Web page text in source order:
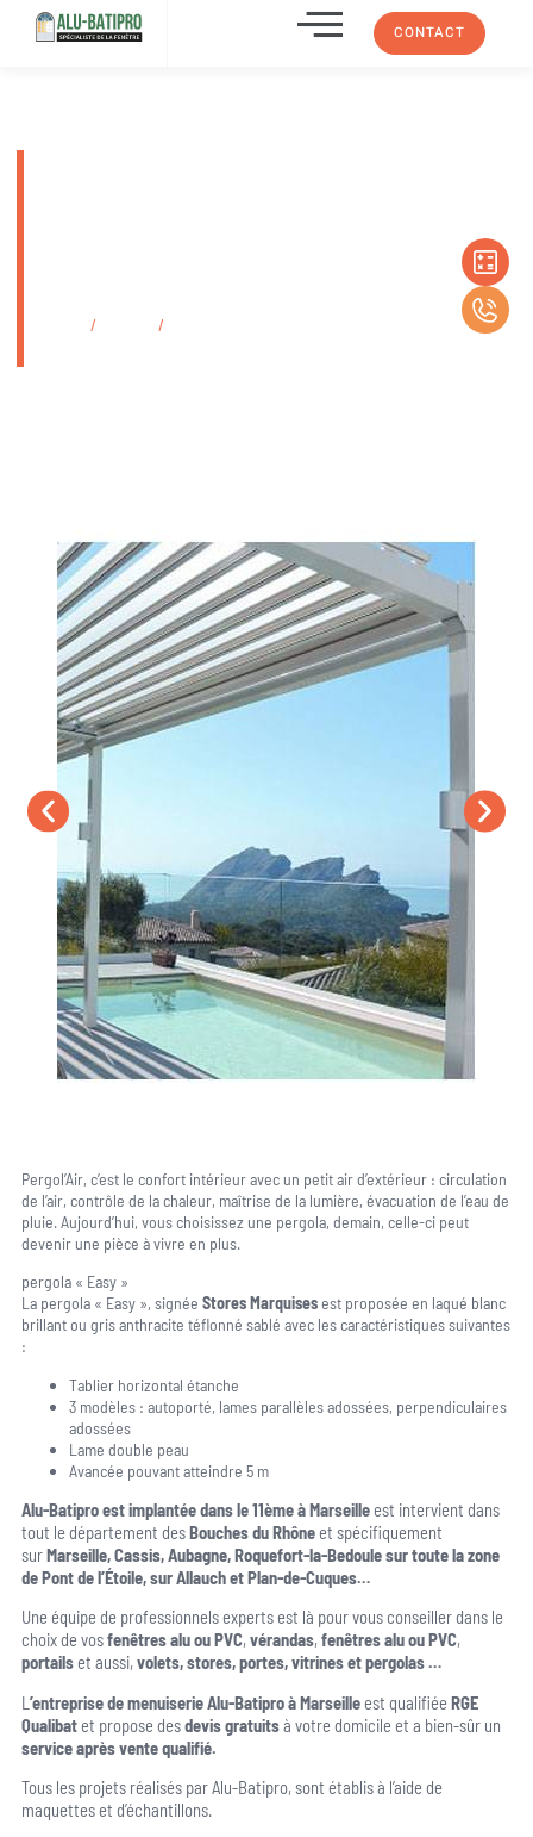
CONTACT
lumière, évacuation de l’eau de
/ /
La pergola Pergol’Air circulation de l’air, contrôle de la
Pergol’Air, c’est le confort intérieur avec un petit air d’extérieur : circulation
de l’air, contrôle de la chaleur, maîtrise de la lumière, évacuation de l’eau de
pluie. Aujourd’hui, vous choisissez une pergola, demain, celle-ci peut
devenir une pièce à vivre en plus.
pergola « Easy »
La pergola « Easy », signée Stores Marquisesest proposée en laqué blanc
brillant ou gris anthracite téflonné sablé avec les caractéristiques suivantes
:
Tablier horizontal étanche
3 modèles : autoporté, lames parallèles adossées, perpendiculaires
adossées
Lame double peau
Avancée pouvant atteindre 5 m
Alu-Batipro est implantée dans le 11ème à Marseilleest intervient dans
tout le département desBouches du Rhôneet spécifiquement
surMarseille, Cassis, Aubagne, Roquefort-la-Bedoule sur toute la zone
de Pont de l’Étoile, sur Allauch et Plan-de-Cuques…
Une équipe de professionnels experts est là pour vous conseiller dans le
choixde vosfenêtres alu ou PVC,vérandas,fenêtres alu ou PVC,
portailset aussi,volets, stores, portes, vitrines et pergolas …
L ’entreprise de menuiserie Alu-Batipro à Marseilleest qualifiée RGE
Qualibatet propose desdevis gratuitsà votre domicile et a bien-sûr un
service après vente qualifié.
Tous les projets réalisés par Alu-Batipro, sont établis à l’aide de
maquettes et d’échantillons.